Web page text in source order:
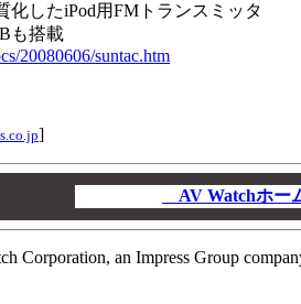
化したiPod用FMトランスミッタ
も搭載
20080606/suntac.htm
]
AV Watchホー
Corporation, an Impress Group